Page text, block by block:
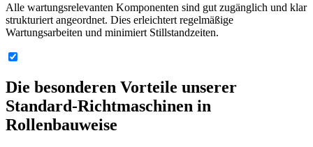
Alle wartungsrelevanten Komponenten sind gut zugänglich und klar
strukturiert angeordnet. Dies erleichtert regelmäßige
Wartungsarbeiten und minimiert Stillstandzeiten.
Die besonderen Vorteile unserer
Standard-Richtmaschinen in
Rollenbauweise